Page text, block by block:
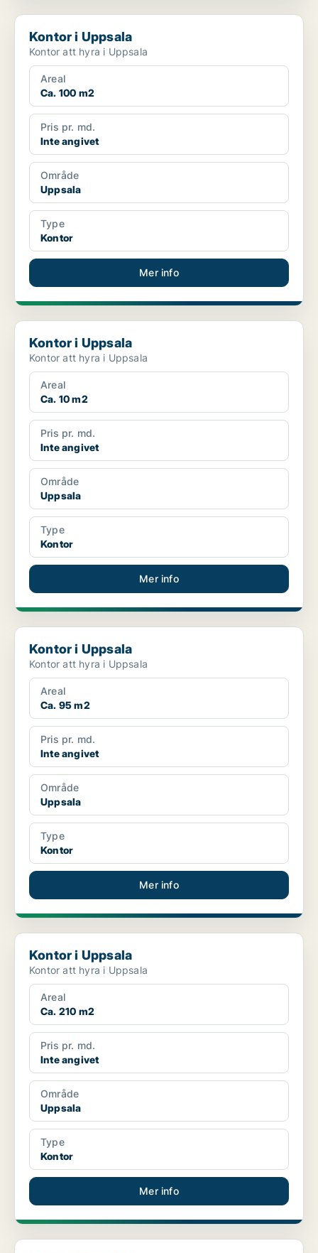
Kontor i Uppsala
Kontor i Uppsala
Kontor att hyra i Uppsala
Areal
Ca. 100 m2
Pris pr. md.
Inte angivet
Område
Uppsala
Type
Kontor
Mer info
Kontor i Uppsala
Kontor i Uppsala
Kontor att hyra i Uppsala
Areal
Ca. 10 m2
Pris pr. md.
Inte angivet
Område
Uppsala
Type
Kontor
Mer info
Kontor i Uppsala
Kontor i Uppsala
Kontor att hyra i Uppsala
Areal
Ca. 95 m2
Pris pr. md.
Inte angivet
Område
Uppsala
Type
Kontor
Mer info
Kontor i Uppsala
Kontor i Uppsala
Kontor att hyra i Uppsala
Areal
Ca. 210 m2
Pris pr. md.
Inte angivet
Område
Uppsala
Type
Kontor
Mer info
Kontor i Uppsala